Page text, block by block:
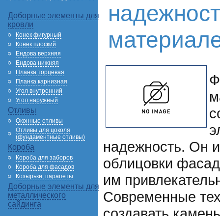
Доборные элементы для
кровли
Конек фигурный
Конек плоский
Ендова верхняя
Ендова нижняя
Планка торцевая
Планка карнизная
Угол внутренний
Угол наружный
Отливы
Оконные отливы
Отливы для цоколя
(фундаментные отливы)
Короба
Короба для заборов
Короба для фасадов
Козырьки, парапеты
Доборные элементы для
металлического
сайдинга
надежность. Он
облицовки
им
Современные